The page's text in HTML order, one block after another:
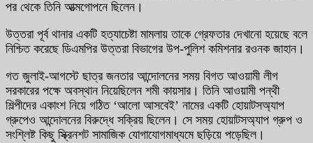
পর থেকে তিনি আত্মগোপনে ছিলেন।
উত্তরা পূর্ব থানার একটি হত্যাচেষ্টা মামলায় তাকে গ্রেফতার দেখানো হয়েছে বলে
নিশ্চিত করেছে ডিএমপির উত্তরা বিভাগের উপ-পুলিশ কমিশনার রওনক জাহান।
গত জুলাই-আগস্টে ছাত্র জনতার আন্দোলনের সময় বিগত আওয়ামী লীগ
সরকারের পক্ষে অবস্থান নিয়েছিলেন শমী কায়সার। তিনি আওয়ামী পন্থী
শিল্পীদের একাংশ নিয়ে গঠিত ‘আলো আসবেই’ নামের একটি হোয়াটসঅ্যাপ
গ্রুপেও আন্দোলনের বিরুদ্ধে সক্রিয় ছিলেন। সে সময় হোয়াটসঅ্যাপ গ্রুপ ও
সংশ্লিষ্ট কিছু স্ক্রিনশট সামাজিক যোগাযোগমাধ্যমে ছড়িয়ে পড়েছিল।